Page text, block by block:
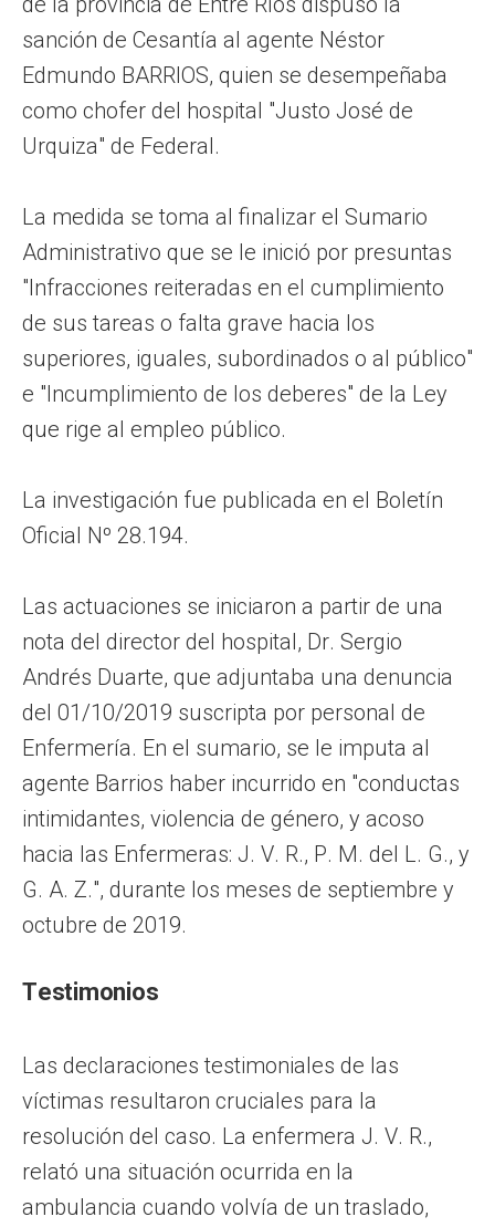
sanción de Cesantía al agente Néstor
Edmundo BARRIOS, quien se desempeñaba
como chofer del hospital "Justo José de
Urquiza" de Federal.
La medida se toma al finalizar el Sumario
Administrativo que se le inició por presuntas
"Infracciones reiteradas en el cumplimiento
de sus tareas o falta grave hacia los
superiores, iguales, subordinados o al público"
e "Incumplimiento de los deberes" de la Ley
que rige al empleo público.
La investigación fue publicada en el Boletín
Oficial Nº 28.194.
Las actuaciones se iniciaron a partir de una
nota del director del hospital, Dr. Sergio
Andrés Duarte, que adjuntaba una denuncia
del 01/10/2019 suscripta por personal de
Enfermería. En el sumario, se le imputa al
agente Barrios haber incurrido en "conductas
intimidantes, violencia de género, y acoso
hacia las Enfermeras: J. V. R., P. M. del L. G., y
G. A. Z.", durante los meses de septiembre y
octubre de 2019.
Testimonios
Las declaraciones testimoniales de las
víctimas resultaron cruciales para la
resolución del caso. La enfermera J. V. R.,
relató una situación ocurrida en la
ambulancia cuando volvía de un traslado,